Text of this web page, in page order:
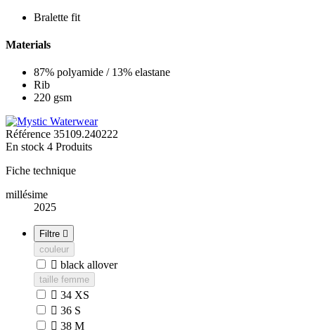
Bralette fit
Materials
87% polyamide / 13% elastane
Rib
220 gsm
Référence 35109.240222
En stock 4 Produits
Fiche technique
millésime
2025
Filtre 
couleur
 black allover
taille femme
 34 XS
 36 S
 38 M